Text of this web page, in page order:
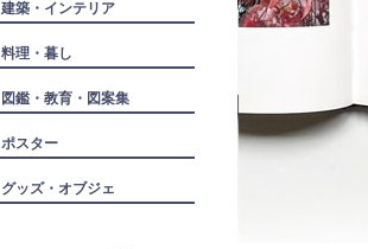
建築・インテリア
料理・暮し
図鑑・教育・図案集
ポスター
グッズ・オブジェ